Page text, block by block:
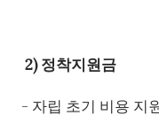
2) 정착지원금
- 자립 초기 비용 지